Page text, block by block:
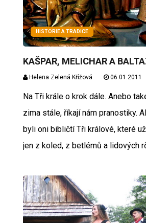
HISTORIE A TRADICE
KAŠPAR, MELICHAR A
Helena Zelená Křížová 06.01.2011
Na Tři krále o krok dále. Anebo
zima stále, říkají nám pranostiky.
byli oni bibličtí Tři králové, které
jen z koled, z betlémů a lidových